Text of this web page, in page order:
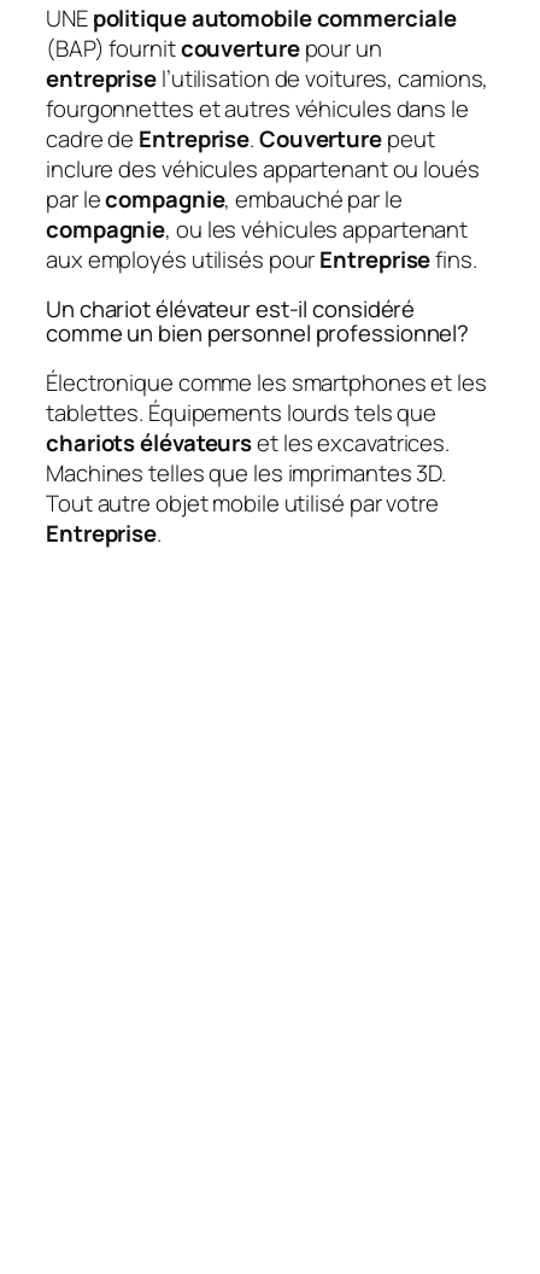
UNEpolitique automobile commerciale
(BAP) fournitcouverturepour un
entreprisel’utilisation de voitures, camions,
fourgonnettes et autres véhicules dans le
cadre de Entreprise.Couverturepeut
inclure des véhicules appartenant ou loués
par lecompagnie, embauché par le
compagnie, ou les véhicules appartenant
aux employés utilisés pourEntreprisefins.
Un chariot élévateur est-il considéré
comme un bien personnel professionnel?
Électronique comme les smartphones et les
tablettes. Équipements lourds tels que
chariots élévateurset les excavatrices.
Machines telles que les imprimantes 3D.
Tout autre objet mobile utilisé par votre
Entreprise.